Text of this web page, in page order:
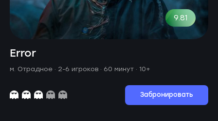
9.81
Error
м. Отрадное · 2-6 игроков · 60 минут · 10+
Забронировать